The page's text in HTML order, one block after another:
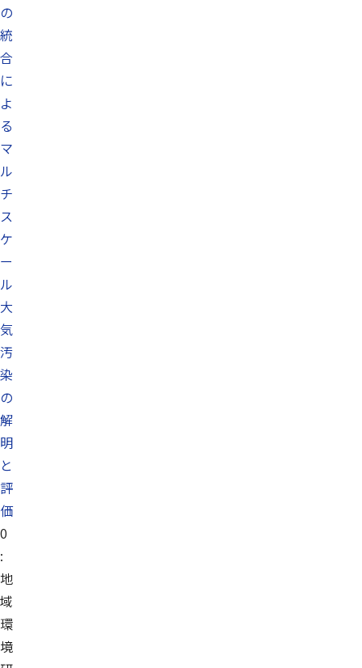
の
統
合
に
よ
る
マ
ル
チ
ス
ケ
ー
ル
大
気
汚
染
の
解
明
と
評
価
0
:
地
域
環
境